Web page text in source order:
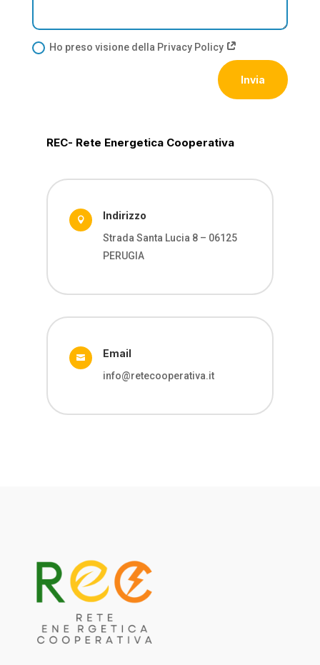
Ho preso visione della Privacy Policy
Invia
REC- Rete Energetica Cooperativa
 Indirizzo
Strada Santa Lucia 8 – 06125
PERUGIA
 Email
info@retecooperativa.it